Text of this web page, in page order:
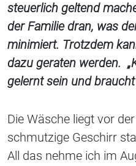
steuerlich geltend
der Familie dran, was
minimiert. Trotzdem
dazu geraten werden.
gelernt sein und
Die Wäsche liegt vor
schmutzige Geschirr
All das nehme ich im